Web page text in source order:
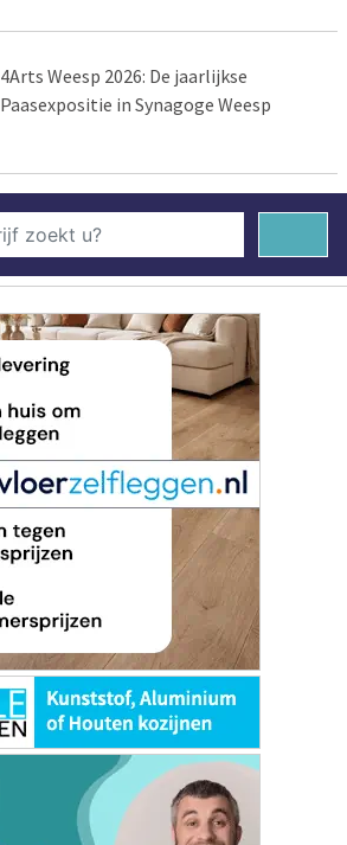
4Arts Weesp 2026: De jaarlijkse
Paasexpositie in Synagoge Weesp